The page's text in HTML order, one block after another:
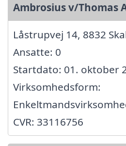
Ambrosius v/Thomas
Låstrupvej 14, 8832
Ansatte: 0
Startdato: 01. oktober
Virksomhedsform:
CVR: 33116756